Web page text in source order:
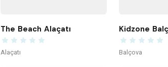
The Beach Alaçatı
Alaçatı Balçova